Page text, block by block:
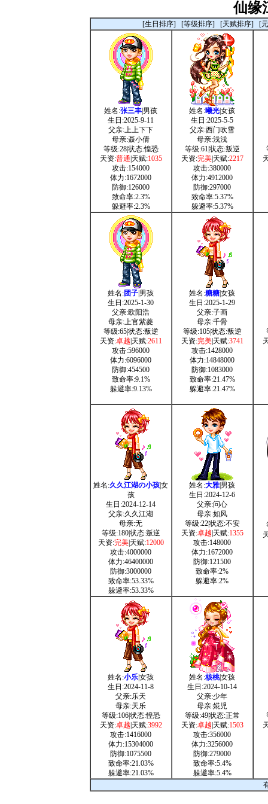
仙缘
[生日排序] [等级排序] [天赋排序] [
姓名:张三丰 |男孩
生日:2025-9-11
父亲:上上下下
母亲:聂小倩
等级:28|状态:惶恐
天资:普通 |天赋:1035
攻击:154000
体力:1672000
防御:126000
致命率:2.3%
躲避率:2.3%
姓名:曦光|女孩
生日:2025-5-5
父亲:西门吹雪
母亲:浅浅
等级:61|状态:叛逆
天资:完美|天赋:2217
攻击:380000
体力:4912000
防御:297000
致命率:5.37%
躲避率:5.37%
姓名:团子 |男孩
生日:2025-1-30
父亲:欧阳浩
母亲:上官紫菱
等级:65|状态:叛逆
天资:卓越 |天赋:2611
攻击:596000
体力:6096000
防御:454500
致命率:9.1%
躲避率:9.13%
姓名:糖糖|女孩
生日:2025-1-29
父亲:子画
母亲:千骨
等级:105|状态:叛逆
天资:完美|天赋:3741
攻击:1428000
体力:14848000
防御:1083000
致命率:21.47%
躲避率:21.47%
姓名:久久江湖の小孩|女
孩
生日:2024-12-14
父亲:久久江湖
母亲:无
等级:180|状态:叛逆
天资:完美|天赋:12000
攻击:4000000
体力:46400000
防御:3000000
致命率:53.33%
躲避率:53.33%
姓名:大雅|男孩
生日:2024-12-6
父亲:问心
母亲:如风
等级:22|状态:不安
天资:卓越 |天赋:1355
攻击:148000
体力:1672000
防御:121500
致命率:2%
躲避率:2%
姓名:小乐|女孩
生日:2024-11-8
父亲:乐天
母亲:天乐
等级:106|状态:惶恐
天资:卓越 |天赋:3992
攻击:1416000
体力:15304000
防御:1075500
致命率:21.03%
躲避率:21.03%
姓名:核桃|女孩
生日:2024-10-14
父亲:少年
母亲:婲児
等级:49|状态:正常
天资:卓越 |天赋:1503
攻击:356000
体力:3256000
防御:279000
致命率:5.4%
躲避率:5.4%